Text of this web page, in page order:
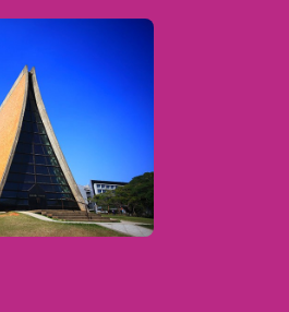
出問題並進行簡單討
初級英語會話系列課
英語會話1A、1B (side b
1) －＞初級英語會話
by side book 2)